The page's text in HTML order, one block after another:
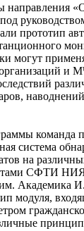
направления
прототип
могут
и
команда
система
на
СФТИ
Академика
модуля,